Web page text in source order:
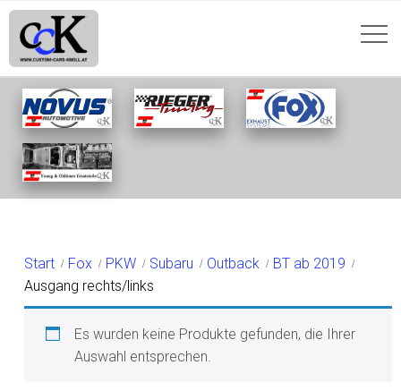
AUSGANG RECHTS/LINKS
Start Fox PKW Subaru Outback
BT ab 2019
Ausgang rechts/links
Es wurden keine Produkte gefunden, die Ihrer
Auswahl entsprechen.